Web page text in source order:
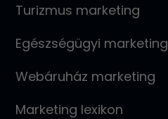
Turizmus marketing
Egészségügyi marketing
Webáruház marketing
Marketing lexikon